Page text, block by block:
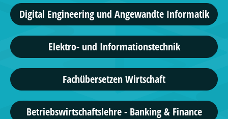
Digital Engineering und Angewandte Informatik
Elektro- und Informationstechnik
Fachübersetzen Wirtschaft
Betriebswirtschaftslehre - Banking & Finance